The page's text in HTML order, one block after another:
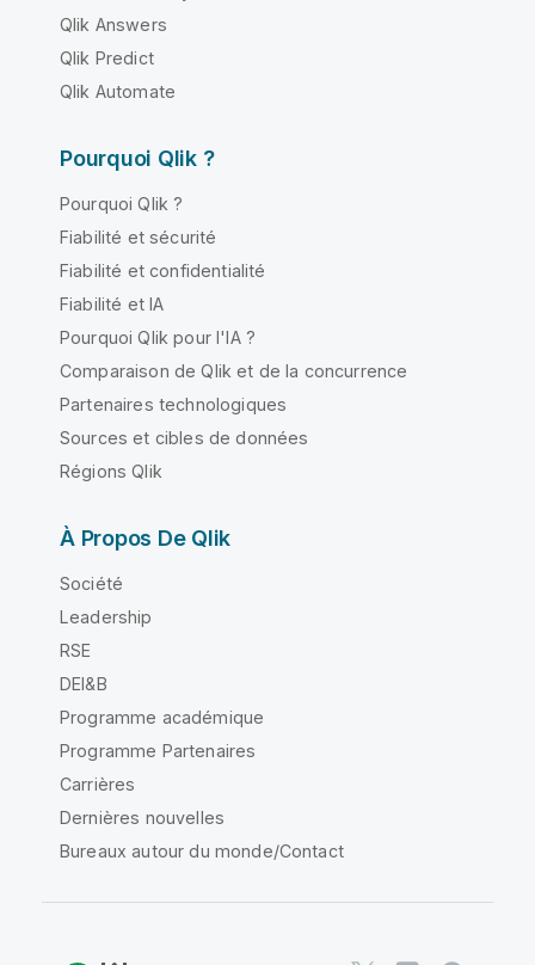
Qlik Answers
Qlik Predict
Qlik Automate
Pourquoi Qlik ?
Pourquoi Qlik ?
Fiabilité et sécurité
Fiabilité et confidentialité
Fiabilité et IA
Pourquoi Qlik pour l'IA ?
Comparaison de Qlik et de la concurrence
Partenaires technologiques
Sources et cibles de données
Régions Qlik
À Propos De Qlik
Société
Leadership
RSE
DEI&B
Programme académique
Programme Partenaires
Carrières
Dernières nouvelles
Bureaux autour du monde/Contact